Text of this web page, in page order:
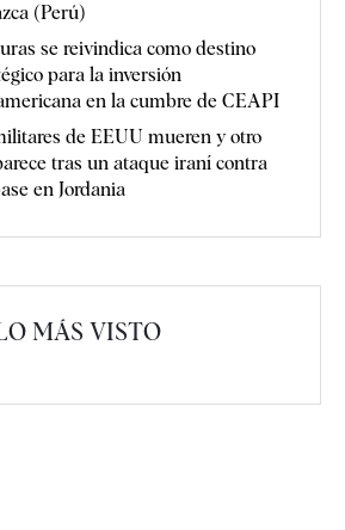
(Perú)
se reivindica como destino
para la inversión
en la cumbre de CEAPI
de EEUU mueren y otro
tras un ataque iraní contra
en Jordania
MÁS VISTO